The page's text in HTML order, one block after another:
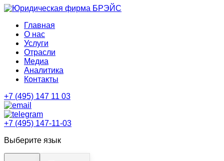
Главная
О нас
Услуги
Отрасли
Медиа
Аналитика
Контакты
+7 (495) 147 11 03
+7 (495) 147-11-03
Выберите язык